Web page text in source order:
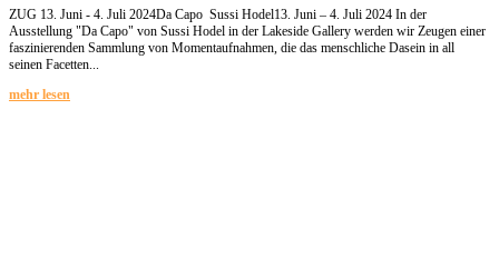
ZUG 13. Juni - 4. Juli 2024Da Capo Sussi Hodel13. Juni – 4. Juli 2024 In der
Ausstellung "Da Capo" von Sussi Hodel in der Lakeside Gallery werden wir Zeugen einer
faszinierenden Sammlung von Momentaufnahmen, die das menschliche Dasein in all
seinen Facetten...
mehr lesen